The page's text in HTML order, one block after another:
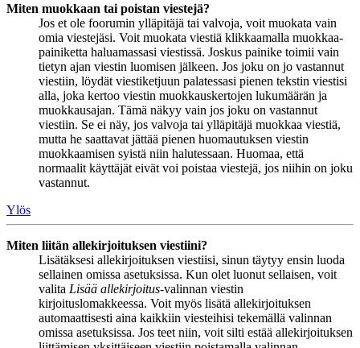
Miten muokkaan tai poistan viestejä?
Jos et ole foorumin ylläpitäjä tai valvoja, voit muokata vain
omia viestejäsi. Voit muokata viestiä klikkaamalla muokkaa-
painiketta haluamassasi viestissä. Joskus painike toimii vain
tietyn ajan viestin luomisen jälkeen. Jos joku on jo vastannut
viestiin, löydät viestiketjuun palatessasi pienen tekstin viestisi
alla, joka kertoo viestin muokkauskertojen lukumäärän ja
muokkausajan. Tämä näkyy vain jos joku on vastannut
viestiin. Se ei näy, jos valvoja tai ylläpitäjä muokkaa viestiä,
mutta he saattavat jättää pienen huomautuksen viestin
muokkaamisen syistä niin halutessaan. Huomaa, että
normaalit käyttäjät eivät voi poistaa viestejä, jos niihin on joku
vastannut.
Ylös
Miten liitän allekirjoituksen viestiini?
Lisätäksesi allekirjoituksen viestiisi, sinun täytyy ensin luoda
sellainen omissa asetuksissa. Kun olet luonut sellaisen, voit
valita Lisää allekirjoitus-valinnan viestin
kirjoituslomakkeessa. Voit myös lisätä allekirjoituksen
automaattisesti aina kaikkiin viesteihisi tekemällä valinnan
omissa asetuksissa. Jos teet niin, voit silti estää allekirjoituksen